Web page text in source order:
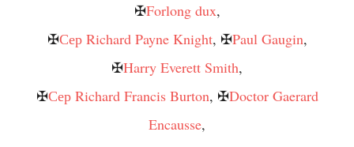
✠Forlong dux,
✠Сер Richard Payne Knight, ✠Paul Gaugin,
✠Harry Everett Smith,
✠Сер Richard Francis Burton, ✠Doctor Gaerard
Encausse,